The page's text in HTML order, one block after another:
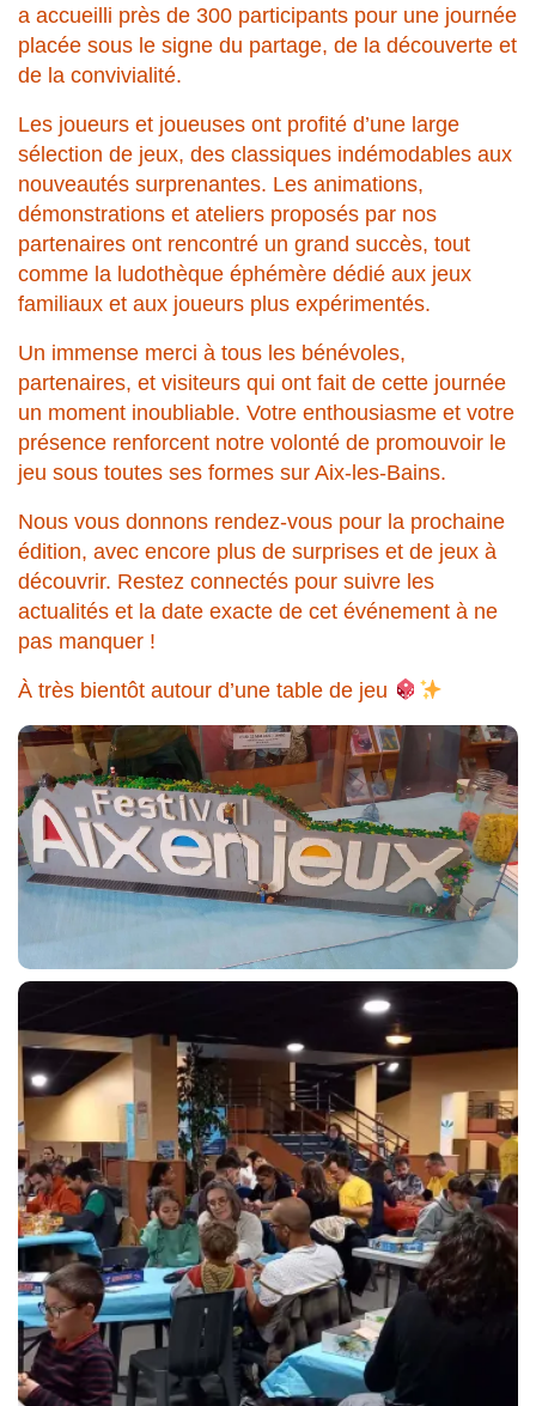
a accueilli près de 300 participants pour une journée
placée sous le signe du partage, de la découverte et
de la convivialité.
Les joueurs et joueuses ont profité d’une large
sélection de jeux, des classiques indémodables aux
nouveautés surprenantes. Les animations,
démonstrations et ateliers proposés par nos
partenaires ont rencontré un grand succès, tout
comme la ludothèque éphémère dédié aux jeux
familiaux et aux joueurs plus expérimentés.
Un immense merci à tous les bénévoles,
partenaires, et visiteurs qui ont fait de cette journée
un moment inoubliable. Votre enthousiasme et votre
présence renforcent notre volonté de promouvoir le
jeu sous toutes ses formes sur Aix-les-Bains.
Nous vous donnons rendez-vous pour la prochaine
édition, avec encore plus de surprises et de jeux à
découvrir. Restez connectés pour suivre les
actualités et la date exacte de cet événement à ne
pas manquer !
À très bientôt autour d’une table de jeu